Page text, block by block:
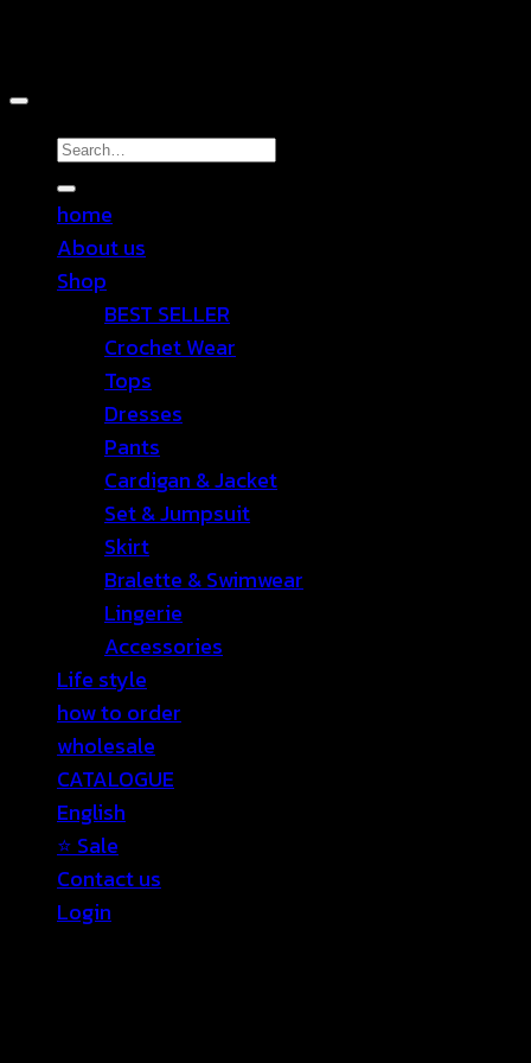
Search
for:
home
About us
Shop
BEST SELLER
Crochet Wear
Tops
Dresses
Pants
Cardigan & Jacket
Set & Jumpsuit
Skirt
Bralette & Swimwear
Lingerie
Accessories
Life style
how to order
wholesale
CATALOGUE
English
⭐ Sale
Contact us
Login